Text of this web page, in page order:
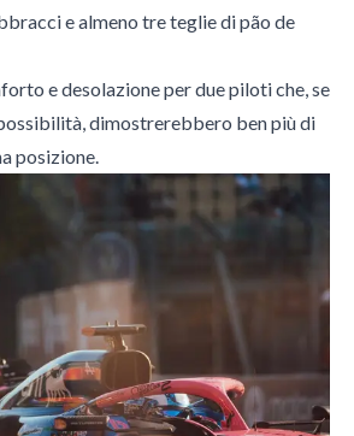
e almeno tre teglie di pão de
e desolazione per due piloti che, se
dimostrerebbero ben più di
posizione.